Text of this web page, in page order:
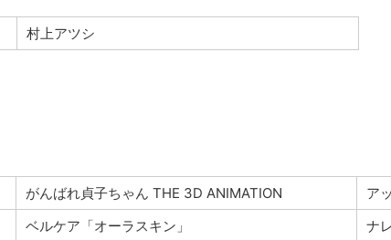
村上アツシ
がんばれ貞子ちゃん THE 3D ANIMATION
ア
ベルケア「オーラスキン」 ナ